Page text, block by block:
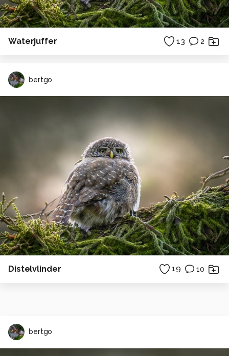
Waterjuffer 13 2
bertgo
Distelvlinder 19 10
bertgo